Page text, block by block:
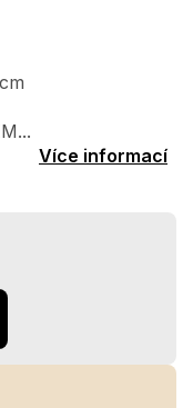
Více informací